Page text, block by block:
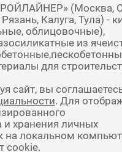
Рязань, Калуга, Тула) -
облицовочные),
сайт, вы
. Для